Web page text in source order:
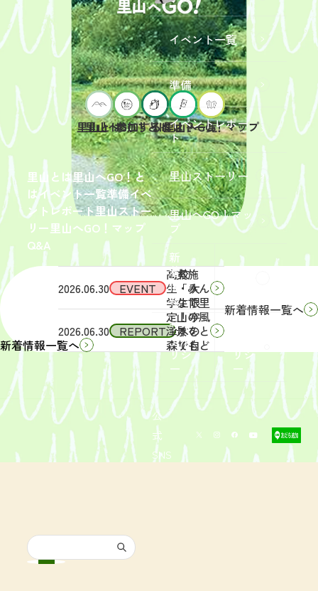
里山とは里山へGO！と
はイベント一覧準備イベ
ントレポート里山ストー
リー里山へGO！マップ
Q&A
イベント一覧
準備
イベントレポー
ト
里山ストーリー
里山へGO！マッ
プ
新
着
情
報
サイ
トポ
リシ
ー
リシ
ー
公
式
SNS
里山とは
里山へGO！とは
参加するには？
イベント一覧
里山へGO！マップ
新着情報一覧へ
2026.06.30 EVENT
2026年9
月19日
（土）
開催
「【東
京ポイ
ント対
象】中
学生・
高校
生・大
学生限
定！宇
津木の
森で自
然体
験！」
募集を
開始し
まし
2026.06.30 REPORT
2026年
6月13
（土）
実施
「みん
なで里
山の風
景をと
りもど
そ
う！」
活動レ
ポート
を掲載
しまし
た。
新着情報一覧へ